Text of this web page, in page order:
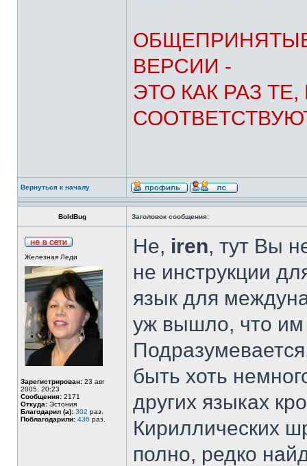
ВЕРСИИ -
ЭТО КАК РАЗ
Вернуться к началу
BoldBug Заголовок сообщения:
Железная Леди
Зарегистрирован: 23 авг
2005, 20:23
Сообщения: 2171
Откуда: Эстония
Благодарил (а): 302 раз.
Поблагодарили: 436 раз.
Не, iren, тут Вы
не инструкции
язык для
уж вышло, что им
быть хоть
других языках
Кириллических
полно, редко